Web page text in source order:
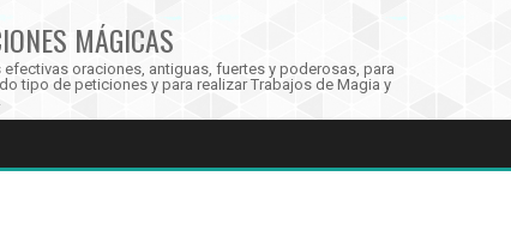
MÁGICAS
efectivas oraciones, antiguas, fuertes y poderosas, para
tipo de peticiones y para realizar Trabajos de Magia y